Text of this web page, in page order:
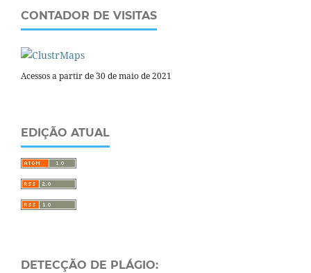
CONTADOR DE VISITAS
Acessos a partir de 30 de maio de 2021
EDIÇÃO ATUAL
DETECÇÃO DE PLÁGIO: